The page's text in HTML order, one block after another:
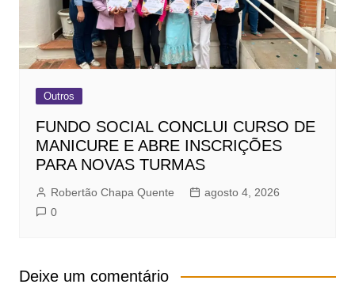
Outros
FUNDO SOCIAL CONCLUI CURSO DE
MANICURE E ABRE INSCRIÇÕES
PARA NOVAS TURMAS
Robertão Chapa Quente
agosto 4, 2026
0
Deixe um comentário